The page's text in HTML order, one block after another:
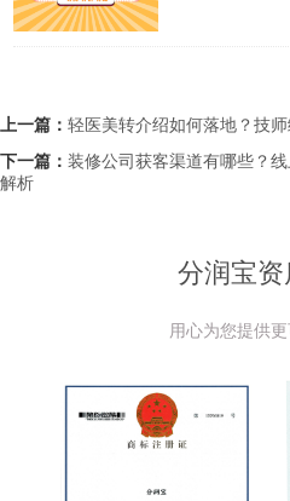
上一篇： 轻医美转介绍如何落地？技
下一篇： 装修公司获客渠道有哪些？
解析
分润宝
用心为您提供